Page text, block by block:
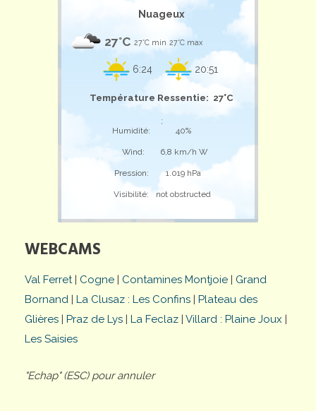
Nuageux
27°C 27°C min 27°C max
6:24 20:51
Température Ressentie: 27°C
;
Humidité:
40%
Wind: 6,8 km/h W
Pression: 1.019 hPa
Visibilité: not obstructed
WEBCAMS
Val Ferret| Cogne | Contamines Montjoie | Grand
Bornand | La Clusaz : Les Confins | Plateau des
Glières | Praz de Lys | La Feclaz | Villard : Plaine Joux |
Les Saisies
"Echap" (ESC) pour annuler